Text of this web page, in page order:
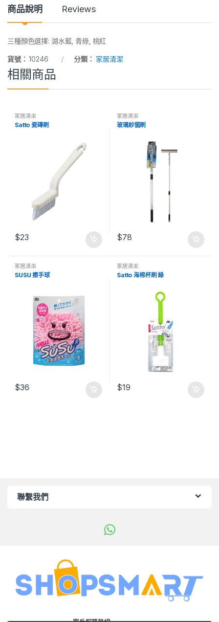
i
t
y
商品說明 Reviews
三種顏色選擇: 湖水藍, 青綠, 桃紅
貨號：10246 分類： 家居清潔
相關商品
家居清潔
Satto 瓷磚刷
$23
家居清潔
玻璃紗窗刷
$78
家居清潔
SUSU 擦手球
$36
家居清潔
Satto 海棉杯刷 綠
$19
聯繫我們